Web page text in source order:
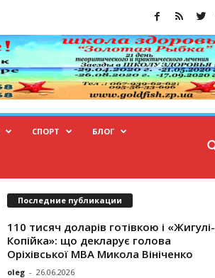
СПОРТ БЛОГ
Последние публикации
110 тисяч доларів готівкою і «Жигулі-
Копійка»: що декларує голова
Оріхівської МВА Микола Вініченко
oleg - 26.06.2026